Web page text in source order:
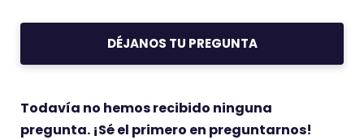
DÉJANOS TU PREGUNTA
Todavía no hemos recibido ninguna
pregunta. ¡Sé el primero en preguntarnos!